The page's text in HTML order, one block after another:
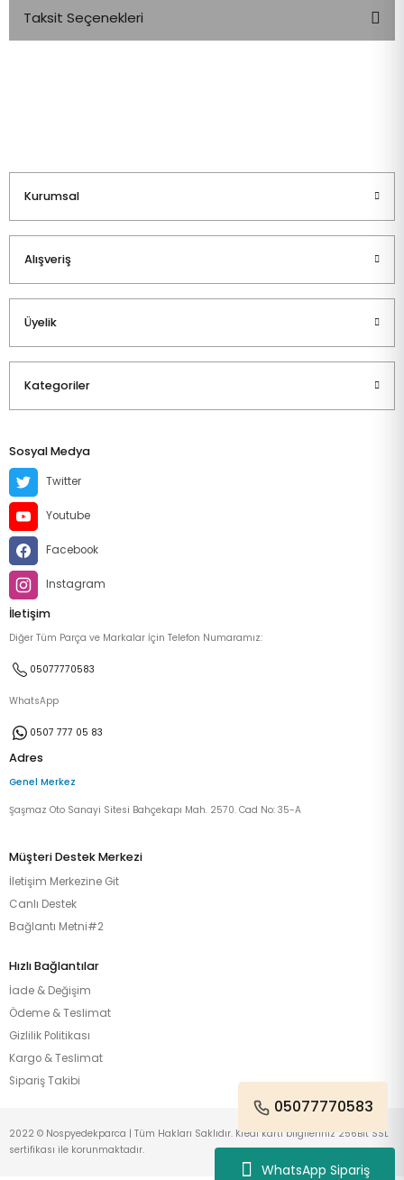
WhatsApp Sipariş
Taksit Seçenekleri
Kurumsal
Alışveriş
Üyelik
Kategoriler
Sosyal Medya
Twitter
Youtube
Facebook
Instagram
İletişim
Diğer Tüm Parça ve Markalar İçin Telefon Numaramız:
05077770583
WhatsApp
0507 777 05 83
Adres
Genel Merkez
Şaşmaz Oto Sanayi Sitesi Bahçekapı Mah. 2570. Cad No: 35-A
Müşteri Destek Merkezi
İletişim Merkezine Git
Canlı Destek
Bağlantı Metni#2
Hızlı Bağlantılar
İade & Değişim
Ödeme & Teslimat
Gizlilik Politikası
Kargo & Teslimat
Sipariş Takibi
05077770583
2022 © Nospyedekparca | Tüm Hakları Saklıdır. Kredi kartı bilgileriniz 256Bit SSL
sertifikası ile korunmaktadır.